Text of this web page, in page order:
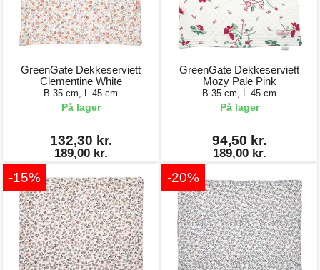
GreenGate Dekkeserviett
Clementine White
B 35 cm, L 45 cm
På lager
132,30 kr.
189,00 kr.
GreenGate Dekkeserviett
Mozy Pale Pink
B 35 cm, L 45 cm
På lager
94,50 kr.
189,00 kr.
-15% -20%